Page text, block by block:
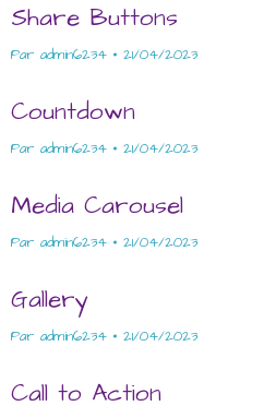
Share Buttons
Par admin6234 21/04/2023
Countdown
Par admin6234 21/04/2023
Media Carousel
Par admin6234 21/04/2023
Gallery
Par admin6234 21/04/2023
Call to Action